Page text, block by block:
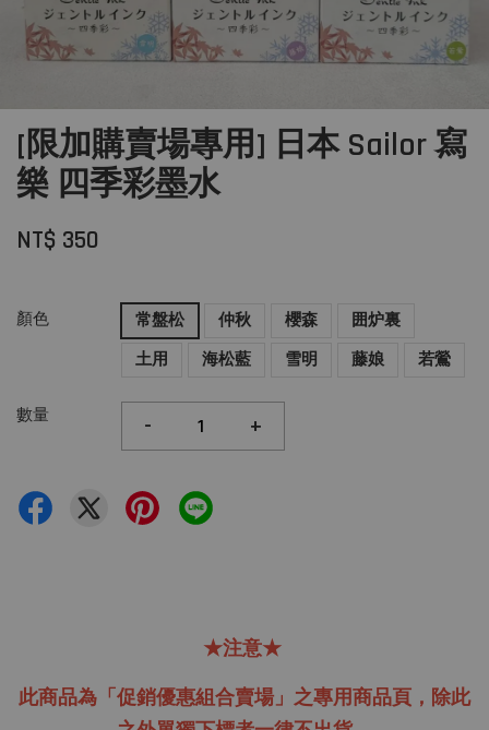
[限加購賣場專用] 日本 Sailor 寫
樂 四季彩墨水
NT$ 350
顏色 常盤松 仲秋 櫻森
囲炉裏
土用
海松藍 雪明 藤娘 若鶯
數量 - +
★注意★
此商品為「促銷優惠組合賣場」之專用商品頁，除此